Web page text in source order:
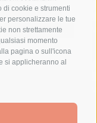
di cookie e strumenti
personalizzare le tue
non strettamente
momento
pagina o sull'icona
si applicheranno al
treni
vincenzo de luca